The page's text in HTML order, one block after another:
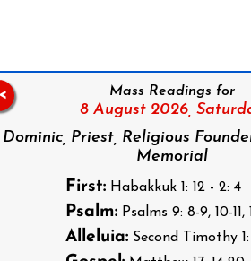
Mass Readings for
8 August 2026,
Dominic, Priest, Religious
Memorial
First: Habakkuk 1: 12 - 2: 4
Psalm: Psalms 9: 8-9, 10-11,
Alleluia: Second Timothy 1: